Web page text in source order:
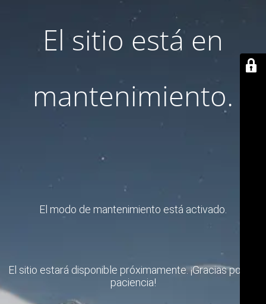
El sitio está en
mantenimiento.
El modo de mantenimiento está activado.
El sitio estará disponible próximamente. ¡Gracias por su
paciencia!